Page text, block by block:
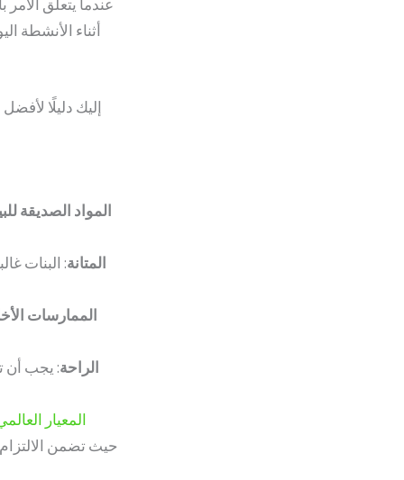
عندما يتعلق
أثناء الأنشطة
إليك دليلًا
المواد الصديقة
المتانة: البنات
الممارسات
الراحة: يجب أن